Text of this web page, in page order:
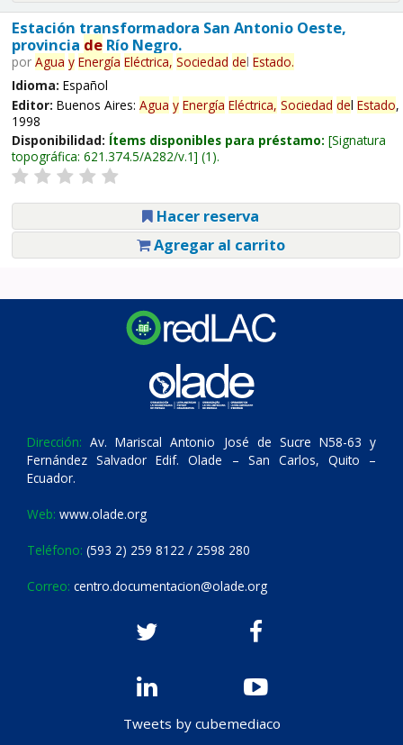
Estación transformadora San Antonio Oeste,
provincia deRío Negro.
por Agua y Energía Eléctrica, Sociedad del Estado.
Idioma: Español
Editor: Buenos Aires: Agua y Energía Eléctrica, Sociedad del Estado,
1998
Disponibilidad: Ítems disponibles para préstamo: Signatura
topográfica: 621.374.5/A282/v.1 (1).
Hacer reserva
Agregar al carrito
Dirección: Av. Mariscal Antonio José de Sucre N58-63 y
Fernández Salvador Edif. Olade – San Carlos, Quito –
Ecuador.
Web: www.olade.org
Teléfono: (593 2) 259 8122 / 2598 280
Correo: centro.documentacion@olade.org
Tweets by cubemediaco